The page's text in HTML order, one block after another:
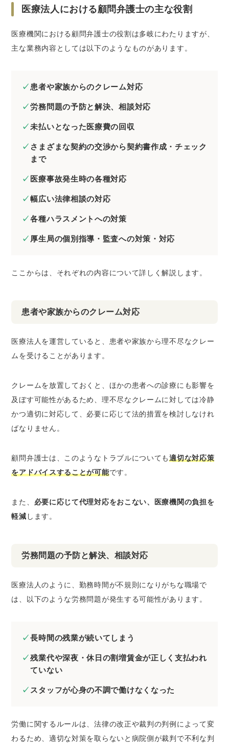
医療法人における顧問弁護士の主な役割
医療機関における顧問弁護士の役割は多岐にわたりますが、
主な業務内容としては以下のようなものがあります。
患者や家族からのクレーム対応
労務問題の予防と解決、相談対応
未払いとなった医療費の回収
さまざまな契約の交渉から契約書作成・チェック
まで
医療事故発生時の各種対応
幅広い法律相談の対応
各種ハラスメントへの対策
厚生局の個別指導・監査への対策・対応
ここからは、それぞれの内容について詳しく解説します。
患者や家族からのクレーム対応
医療法人を運営していると、患者や家族から理不尽なクレー
ムを受けることがあります。
クレームを放置しておくと、ほかの患者への診療にも影響を
及ぼす可能性があるため、理不尽なクレームに対しては冷静
かつ適切に対応して、必要に応じて法的措置を検討しなけれ
ばなりません。
顧問弁護士は、このようなトラブルについても適切な対応策
をアドバイスすることが可能です。
また、 必要に応じて代理対応をおこない、医療機関の負担を
軽減 します。
労務問題の予防と解決、相談対応
医療法人のように、勤務時間が不規則になりがちな職場で
は、以下のような労務問題が発生する可能性があります。
長時間の残業が続いてしまう
残業代や深夜・休日の割増賃金が正しく支払われ
ていない
スタッフが心身の不調で働けなくなった
労働に関するルールは、法律の改正や裁判の判例によって変
わるため、適切な対策を取らないと病院側が裁判で不利な判